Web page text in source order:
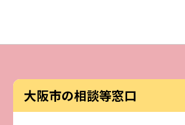
大阪市の相談等窓口